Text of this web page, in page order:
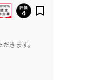
きます。